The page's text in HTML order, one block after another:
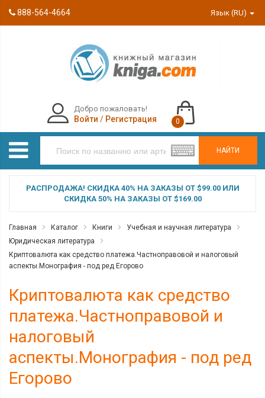
888-564-4664 Язык (RU)
НАЙТИ
Добро пожаловать!
Войти / Регистрация 0
РАСПРОДАЖА! СКИДКА 40% НА ЗАКАЗЫ ОТ $99.00 ИЛИ
СКИДКА 50% НА ЗАКАЗЫ ОТ $169.00
Главная Каталог Книги
Учебная и научная литература
Юридическая литература
Криптовалюта как средство платежа.Частноправовой и налоговый
аспекты.Монография - под ред Егорово
Криптовалюта как средство
платежа.Частноправовой и
налоговый
аспекты.Монография - под ред
Егорово